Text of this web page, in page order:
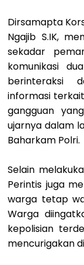
Dirsamapta
Ngajib S.IK,
sekadar
komunikasi
berinteraksi
informasi
gangguan
ujarnya dalam
Baharkam Polri.
Selain
Perintis juga
warga tetap
Warga
kepolisian
mencurigakan